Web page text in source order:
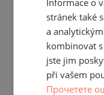
stránek také
a
kombinovat
jste jim
při vašem
Прочетете